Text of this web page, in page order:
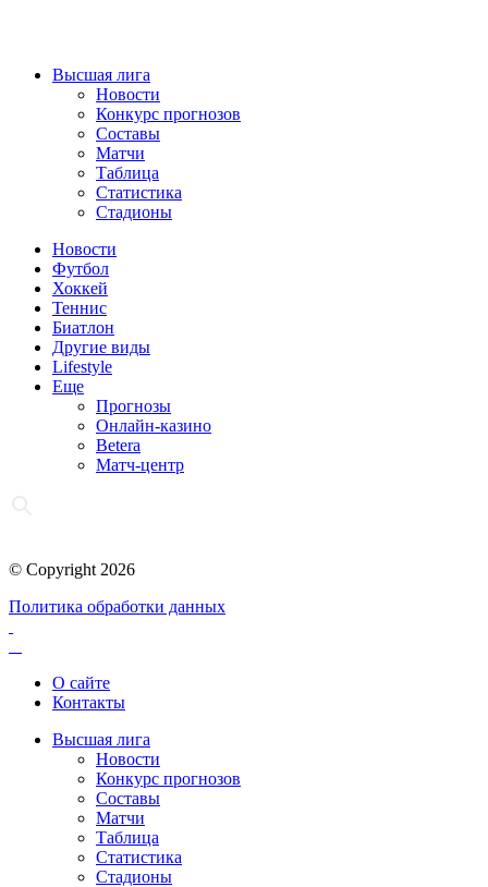
Высшая лига
Новости
Конкурс прогнозов
Составы
Матчи
Таблица
Статистика
Стадионы
Новости
Футбол
Хоккей
Теннис
Биатлон
Другие виды
Lifestyle
Еще
Прогнозы
Онлайн-казино
Betera
Матч-центр
© Copyright 2026
Политика обработки данных
О сайте
Контакты
Высшая лига
Новости
Конкурс прогнозов
Составы
Матчи
Таблица
Статистика
Стадионы